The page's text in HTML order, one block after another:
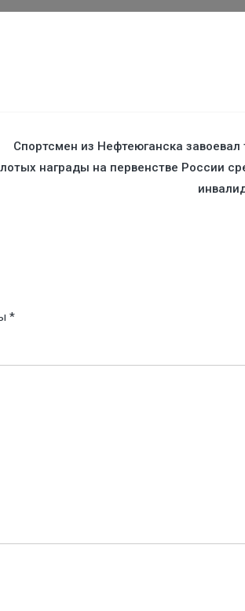
Спортсмен из Нефтеюганска завоевал
награды на первенстве России
*